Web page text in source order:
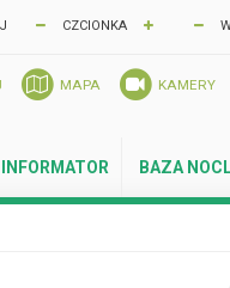
CZCIONKA
MAPA KAMERY
INFORMATOR BAZA